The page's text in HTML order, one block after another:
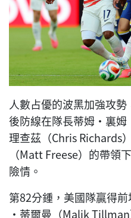
人數占優的波黑加強攻
後防線在隊長蒂姆·裏姆
理查茲（Chris Richards
（Matt Freese）的帶領
險情。
第82分鍾，美國隊贏得
·蒂爾曼（Malik Tillman